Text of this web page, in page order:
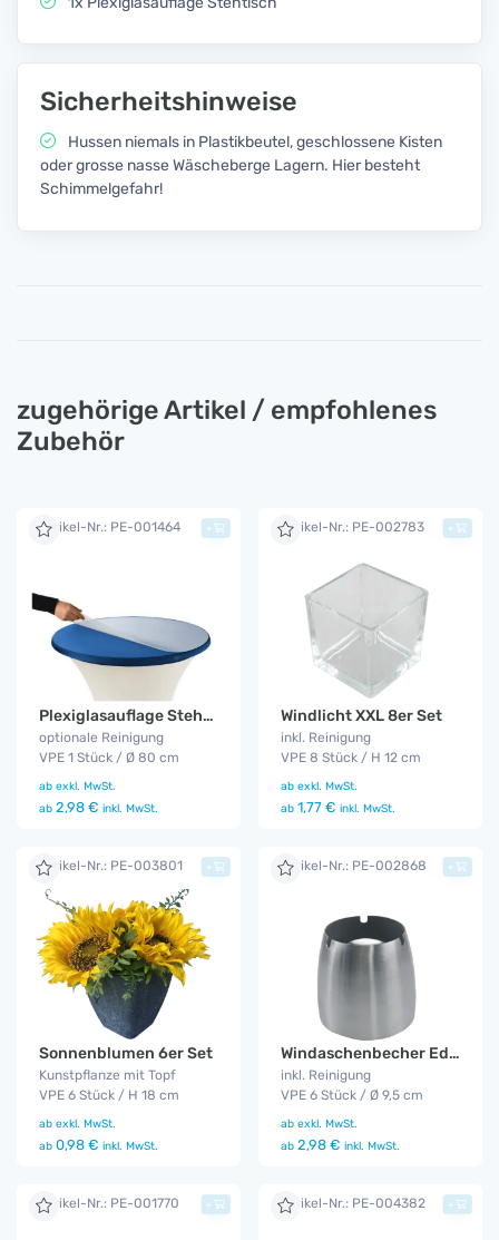
Sicherheitshinweise
Hussen niemals in Plastikbeutel, geschlossene Kisten
oder grosse nasse Wäscheberge Lagern. Hier besteht
Schimmelgefahr!
zugehörige Artikel / empfohlenes
Zubehör
Artikel-Nr.: PE-001464
Plexiglasauflage Stehtisch
optionale Reinigung
VPE 1 Stück / Ø 80 cm
ab exkl. MwSt.
ab 2,98 € inkl. MwSt.
+ Artikel-Nr.: PE-002783
Windlicht XXL 8er Set
inkl. Reinigung
VPE 8 Stück / H 12 cm
ab exkl. MwSt.
ab 1,77 € inkl. MwSt.
+
Artikel-Nr.: PE-003801
Sonnenblumen 6er Set
Kunstpflanze mit Topf
VPE 6 Stück / H 18 cm
ab exkl. MwSt.
ab 0,98 € inkl. MwSt.
+ Artikel-Nr.: PE-002868
Windaschenbecher Edelstahl
inkl. Reinigung
VPE 6 Stück / Ø 9,5 cm
ab exkl. MwSt.
ab 2,98 € inkl. MwSt.
+
Artikel-Nr.: PE-001770 + Artikel-Nr.: PE-004382 +